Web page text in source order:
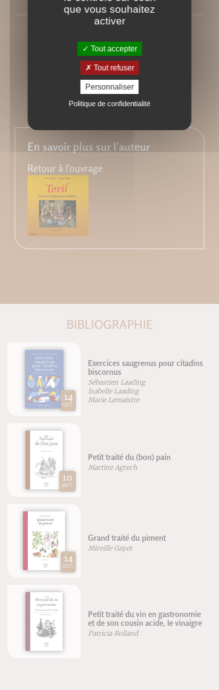
Psychologies magazine
Rédigé le Dimanche 2 mars 2003
En savoir plus sur l'auteur
Retour à l'ouvrage
BIBLIOGRAPHIE
Exercices saugrenus pour citadins
biscornus
Sébastien Laading
Isabelle Laading
Marie Lemaistre
Petit traité du (bon) pain
Martine Agrech
Grand traité du piment
Mireille Gayet
Petit traité du vin en gastronomie
et de son cousin acide, le vinaigre
Patricia Rolland
que vous souhaitez
activer
Tout accepter
Tout refuser
Personnaliser
Politique de confidentialité